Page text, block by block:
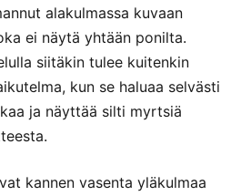
alakulmassa kuvaan
ei näytä yhtään ponilta.
siitäkin tulee kuitenkin
kun se haluaa selvästi
ja näyttää silti myrtsiä
kannen vasenta yläkulmaa